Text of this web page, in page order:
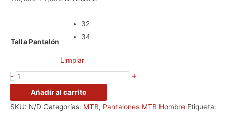
Talla Pantalón
32
34
Limpiar
- +
Añadir al carrito
SKU: N/D Categorías: MTB, Pantalones MTB Hombre Etiqueta: